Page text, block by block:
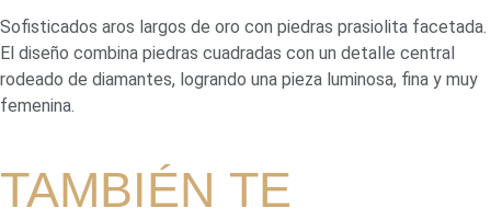
Sofisticados aros largos de oro con piedras prasiolita facetada.
El diseño combina piedras cuadradas con un detalle central
rodeado de diamantes, logrando una pieza luminosa, fina y muy
femenina.
TAMBIÉN TE